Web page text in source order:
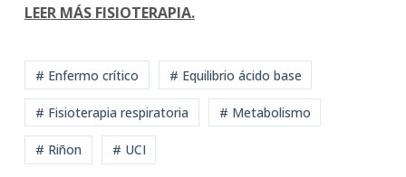
LEER MÁS FISIOTERAPIA.
# Enfermo crítico # Equilibrio ácido base
# Fisioterapia respiratoria # Metabolismo
# Riñon # UCI